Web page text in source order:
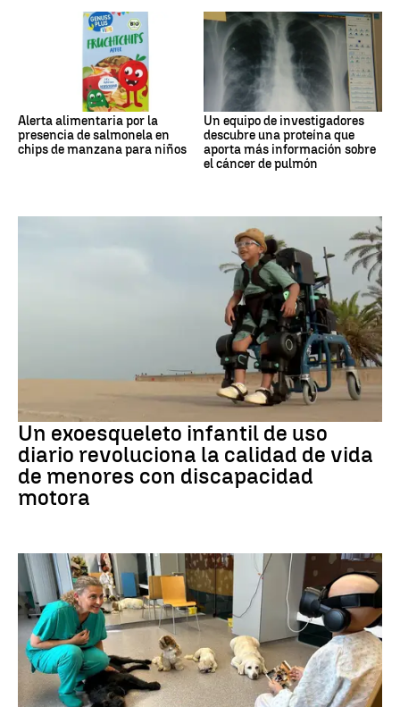
Alerta alimentaria por la
presencia de salmonela en
chips de manzana para niños
Un equipo de investigadores
descubre una proteína que
aporta más información sobre
el cáncer de pulmón
DISCAPACIDAD
Un exoesqueleto infantil de uso
diario revoluciona la calidad de vida
de menores con discapacidad
motora